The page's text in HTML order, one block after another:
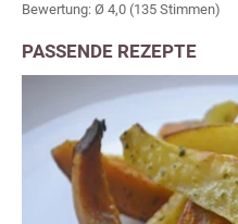
Bewertung: Ø 4,0 (135 Stimmen)
PASSENDE REZEPTE